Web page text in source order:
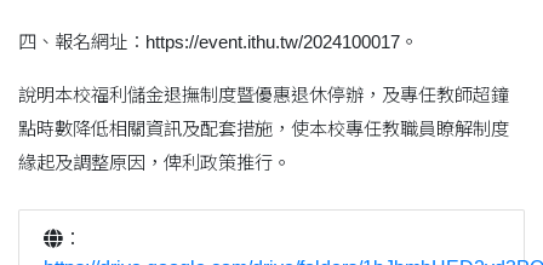
四、報名網址：https://event.ithu.tw/2024100017。
說明本校福利儲金退撫制度暨優惠退休停辦，及專任教師超鐘
點時數降低相關資訊及配套措施，使本校專任教職員瞭解制度
緣起及調整原因，俾利政策推行。
：